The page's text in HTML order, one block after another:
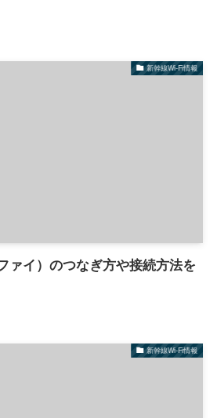
新幹線Wi-Fi情報
ァイ）のつなぎ方や接続方法を
新幹線Wi-Fi情報